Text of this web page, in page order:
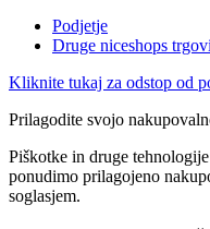
Podjetje
Druge niceshops
Kliknite tukaj za odstop od
Prilagodite svojo
Piškotke in druge
ponudimo prilagojeno
soglasjem.